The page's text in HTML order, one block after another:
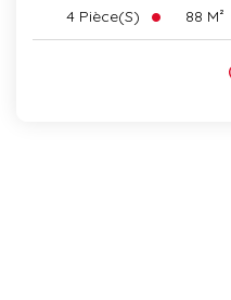
4 Pièce(s) 88 M²